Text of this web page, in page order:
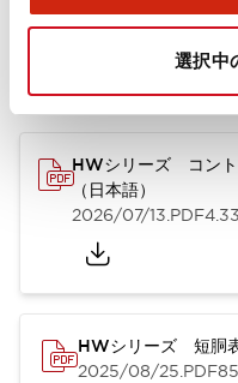
選択中
取扱説明書
HWシリーズ コント
（日本語）
2026/07/13.PDF
HWシリーズ 短胴表
2025/08/25.PDF